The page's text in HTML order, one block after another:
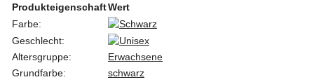
ProdukteigenschaftWert
Farbe:
Geschlecht:
Altersgruppe:
Erwachsene
Grundfarbe:
schwarz